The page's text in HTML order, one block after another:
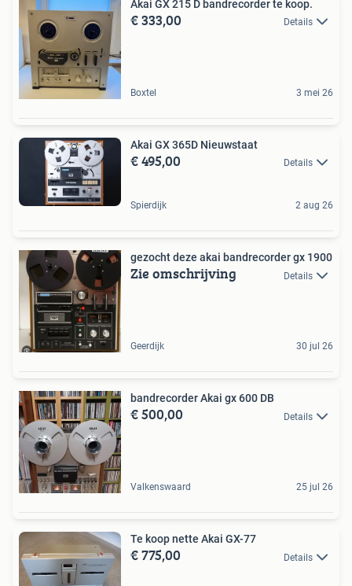
Akai GX 215 D bandrecorder te koop.
€ 333,00 Details
Boxtel 3 mei 26
Akai GX 365D Nieuwstaat
€ 495,00 Details
Spierdijk 2 aug 26
gezocht deze akai bandrecorder gx 1900
Zie omschrijving Details
Geerdijk 30 jul 26
bandrecorder Akai gx 600 DB
€ 500,00 Details
Valkenswaard 25 jul 26
Te koop nette Akai GX-77
€ 775,00 Details